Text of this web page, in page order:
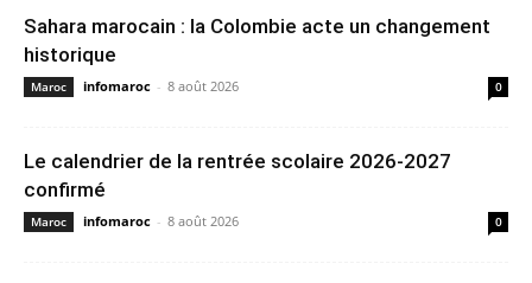
Sahara marocain : la Colombie acte un changement
historique
Maroc infomaroc - 8 août 2026 0
Le calendrier de la rentrée scolaire 2026-2027
confirmé
Maroc infomaroc - 8 août 2026 0